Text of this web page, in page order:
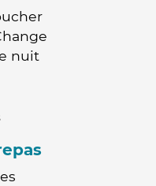
nuit